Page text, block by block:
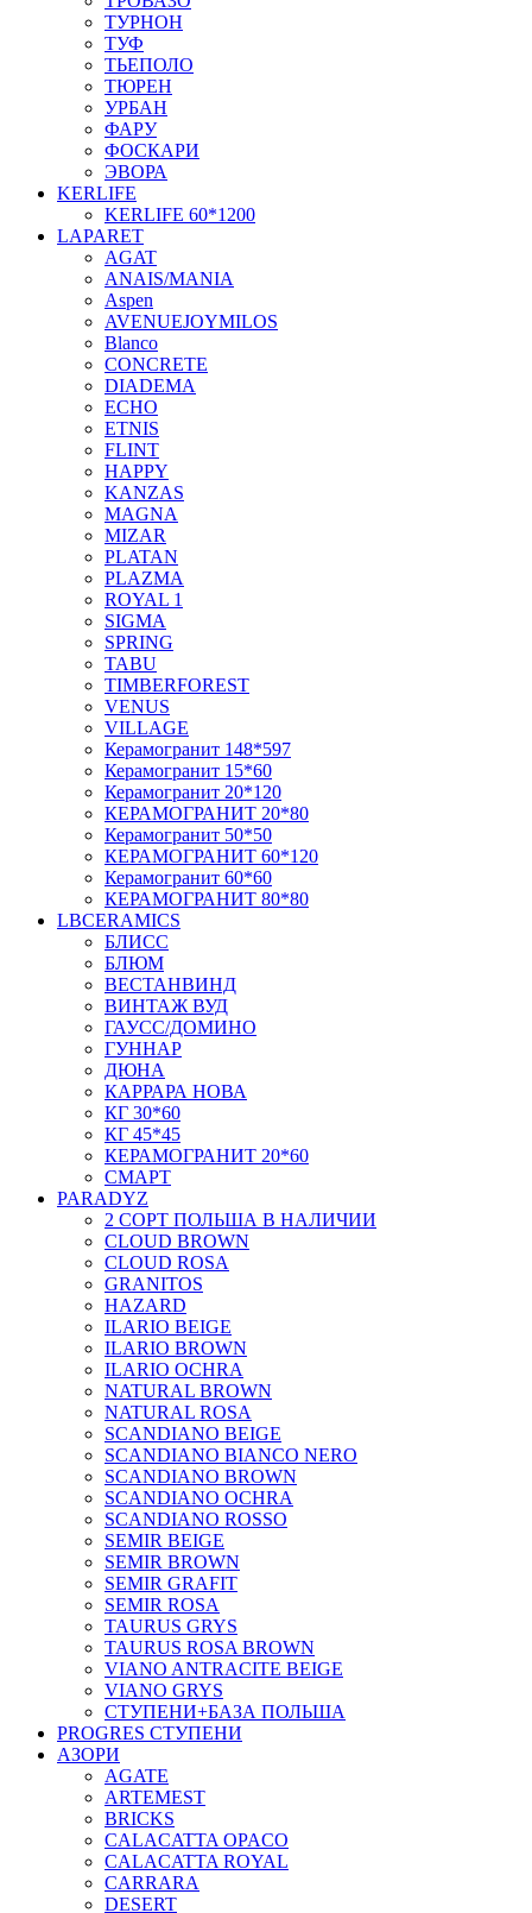
ТУРНОН
ТУФ
ТЬЕПОЛО
ТЮРЕН
УРБАН
ФАРУ
ФОСКАРИ
ЭВОРА
KERLIFE
KERLIFE 60*1200
LAPARET
AGAT
ANAIS/MANIA
Aspen
AVENUEJOYMILOS
Blanco
CONCRETE
DIADEMA
ECHO
ETNIS
FLINT
HAPPY
KANZAS
MAGNA
MIZAR
PLATAN
PLAZMA
ROYAL 1
SIGMA
SPRING
TABU
TIMBERFOREST
VENUS
VILLAGE
Керамогранит 148*597
Керамогранит 15*60
Керамогранит 20*120
КЕРАМОГРАНИТ 20*80
Керамогранит 50*50
КЕРАМОГРАНИТ 60*120
Керамогранит 60*60
КЕРАМОГРАНИТ 80*80
LBCERAMICS
БЛИСС
БЛЮМ
ВЕСТАНВИНД
ВИНТАЖ ВУД
ГАУСС/ДОМИНО
ГУННАР
ДЮНА
КАРРАРА НОВА
КГ 30*60
КГ 45*45
КЕРАМОГРАНИТ 20*60
СМАРТ
PARADYZ
2 СОРТ ПОЛЬША В НАЛИЧИИ
CLOUD BROWN
CLOUD ROSA
GRANITOS
HAZARD
ILARIO BEIGE
ILARIO BROWN
ILARIO OCHRA
NATURAL BROWN
NATURAL ROSA
SCANDIANO BEIGE
SCANDIANO BIANCO NERO
SCANDIANO BROWN
SCANDIANO OCHRA
SCANDIANO ROSSO
SEMIR BEIGE
SEMIR BROWN
SEMIR GRAFIT
SEMIR ROSA
TAURUS GRYS
TAURUS ROSA BROWN
VIANO ANTRACITE BEIGE
VIANO GRYS
СТУПЕНИ+БАЗА ПОЛЬША
PROGRES СТУПЕНИ
АЗОРИ
AGATE
ARTEMEST
BRICKS
CALACATTA OPACO
CALACATTA ROYAL
CARRARA
DESERT